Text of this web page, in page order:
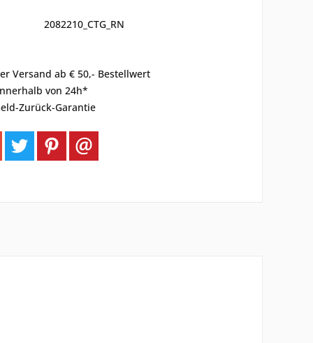
2082210_CTG_RN
Versand ab € 50,- Bestellwert
von 24h*
Zurück-Garantie